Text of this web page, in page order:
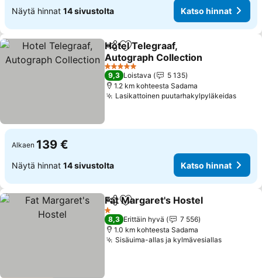
Näytä hinnat 14 sivustolta Katso hinnat
Jaa Lisää suosikkeihin
Hotel Telegraaf,
Autograph Collection
Katso hinnat
5 Tähtiluokitus
9,3 Loistava
5 135
1.2 km kohteesta Sadama
Lasikattoinen puutarhakylpyläkeidas
Alkaen 139 €
Näytä hinnat 14 sivustolta Katso hinnat
Jaa Lisää suosikkeihin
Fat Margaret's Hostel
1 Tähtiluokitus
8,3 Erittäin hyvä
7 556
1.0 km kohteesta Sadama
Sisäuima-allas ja kylmävesiallasKatso